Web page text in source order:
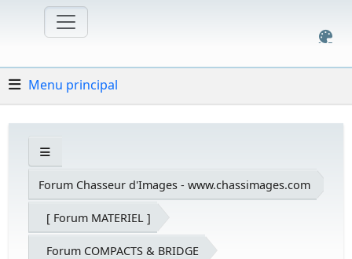
Menu principal
Forum Chasseur d'Images - www.chassimages.com
[ Forum MATERIEL ]
Forum COMPACTS & BRIDGE